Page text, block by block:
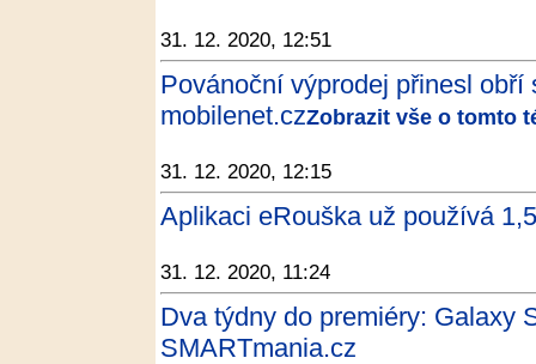
31. 12. 2020, 12:51
Povánoční výprodej přinesl
mobilenet.czZobrazit vše o tomto
31. 12. 2020, 12:15
Aplikaci eRouška už používá
31. 12. 2020, 11:24
Dva týdny do premiéry: Galaxy
SMARTmania.cz